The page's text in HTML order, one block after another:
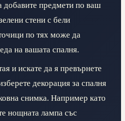
добавите предмети по ваш
стени с бели
по тях може да
на вашата спалня.
и искате да я превърнете
декорация за спалня
снимка. Например като
нощната лампа със